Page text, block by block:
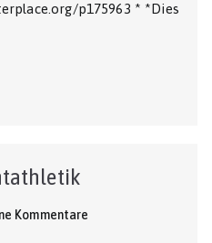
p175963 * *Dies
Kommentare